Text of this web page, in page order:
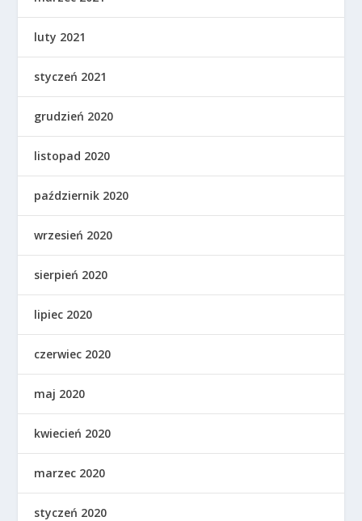
luty 2021
styczeń 2021
grudzień 2020
listopad 2020
październik 2020
wrzesień 2020
sierpień 2020
lipiec 2020
czerwiec 2020
maj 2020
kwiecień 2020
marzec 2020
styczeń 2020